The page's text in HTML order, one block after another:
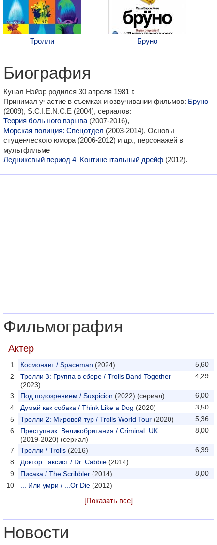
Тролли Бруно
Биография
Кунал Нэйэр родился 30 апреля 1981 г.
Принимал участие в съемках и озвучивании фильмов: Бруно
(2009), S.C.I.E.N.C.E (2004), сериалов:
Теория большого взрыва (2007-2016),
Морская полиция: Cпецотдел (2003-2014), Основы
студенческого юмора (2006-2012) и др., персонажей в
мультфильме
Ледниковый период 4: Континентальный дрейф (2012).
Фильмография
Актер
5,60
Космонавт / Spaceman (2024)
4,29
Тролли 3: Группа в сборе / Trolls Band Together
(2023)
6,00
Под подозрением / Suspicion (2022) (сериал)
3,50
Думай как собака / Think Like a Dog (2020)
5,36
Тролли 2: Мировой тур / Trolls World Tour (2020)
8,00
Преступник: Великобритания / Criminal: UK
(2019-2020) (сериал)
6,39
Тролли / Trolls (2016)
Доктор Таксист / Dr. Cabbie (2014)
8,00
Писака / The Scribbler (2014)
... Или умри / ...Or Die (2012)
[Показать все]
Новости